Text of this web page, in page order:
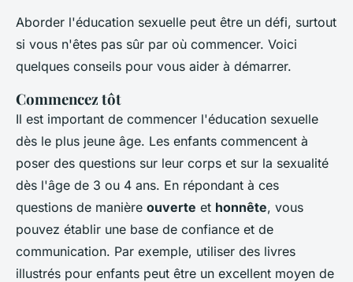
Aborder l'éducation sexuelle peut être un défi, surtout
si vous n'êtes pas sûr par où commencer. Voici
quelques conseils pour vous aider à démarrer.
Commencez tôt
Il est important de commencer l'éducation sexuelle
dès le plus jeune âge. Les enfants commencent à
poser des questions sur leur corps et sur la sexualité
dès l'âge de 3 ou 4 ans. En répondant à ces
questions de manière ouverte et honnête, vous
pouvez établir une base de confiance et de
communication. Par exemple, utiliser des livres
illustrés pour enfants peut être un excellent moyen de